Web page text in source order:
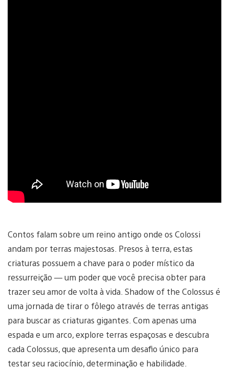
Contos falam sobre um reino antigo onde os Colossi
andam por terras majestosas. Presos à terra, estas
criaturas possuem a chave para o poder místico da
ressurreição — um poder que você precisa obter para
trazer seu amor de volta à vida. Shadow of the Colossus é
uma jornada de tirar o fôlego através de terras antigas
para buscar as criaturas gigantes. Com apenas uma
espada e um arco, explore terras espaçosas e descubra
cada Colossus, que apresenta um desafio único para
testar seu raciocínio, determinação e habilidade.